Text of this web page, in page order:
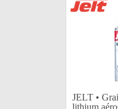
JELT •
lithium